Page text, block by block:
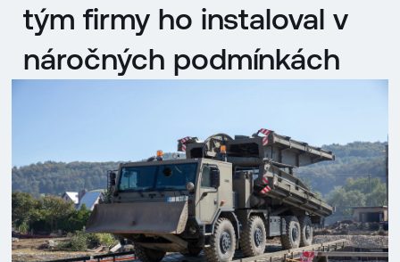
tým firmy ho instaloval v
náročných podmínkách